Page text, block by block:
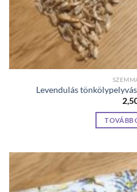
Levendulás
TOVÁBB